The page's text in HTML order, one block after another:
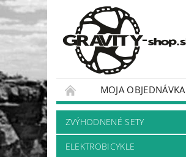
MOJA OBJEDNÁVKA
BICYKLE
RÁMY
ZVÝHODNENÉ SETY
ELEKTROBICYKLE